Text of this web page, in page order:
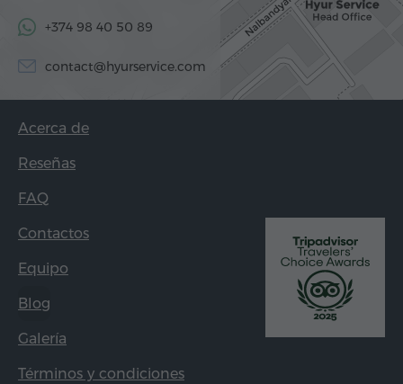
+374 98 40 50 89
contact@hyurservice.com
Acerca de
Reseñas
FAQ
Contactos
Equipo
Blog
Galería
Términos y condiciones